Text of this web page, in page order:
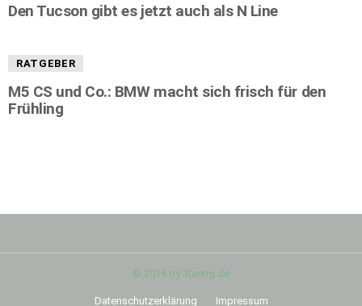
Den Tucson gibt es jetzt auch als N Line
RATGEBER
M5 CS und Co.: BMW macht sich frisch für den
Frühling
© 2016 by 3tuerig.de
Datenschutzerklärung Impressum